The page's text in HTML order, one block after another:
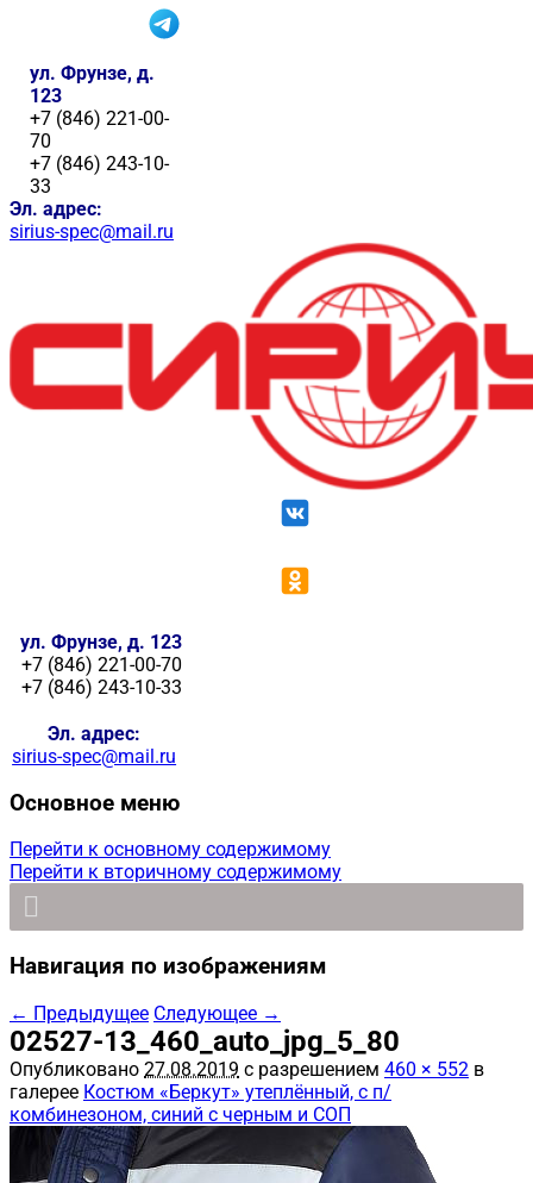
ул. Фрунзе, д.
123
+7 (846) 221-00-
70
+7 (846) 243-10-
33
Эл. адрес:
sirius-spec@mail.ru
ул. Фрунзе, д. 123
+7 (846) 221-00-70
+7 (846) 243-10-33
Эл. адрес:
sirius-spec@mail.ru
Основное меню
Перейти к основному содержимому
Перейти к вторичному содержимому
Навигация по изображениям
← Предыдущее Следующее →
02527-13_460_auto_jpg_5_80
Опубликовано 27.08.2019 с разрешением 460 × 552 в
галерее Костюм «Беркут» утеплённый, с п/
комбинезоном, синий с черным и СОП